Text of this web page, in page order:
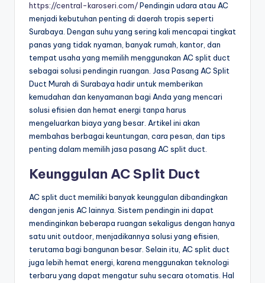
https://central-karoseri.com/Pendingin udara atau AC
menjadi kebutuhan penting di daerah tropis seperti
Surabaya. Dengan suhu yang sering kali mencapai tingkat
panas yang tidak nyaman, banyak rumah, kantor, dan
tempat usaha yang memilih menggunakan AC split duct
sebagai solusi pendingin ruangan. Jasa Pasang AC Split
Duct Murah di Surabaya hadir untuk memberikan
kemudahan dan kenyamanan bagi Anda yang mencari
solusi efisien dan hemat energi tanpa harus
mengeluarkan biaya yang besar. Artikel ini akan
membahas berbagai keuntungan, cara pesan, dan tips
penting dalam memilih jasa pasang AC split duct.
Keunggulan AC Split Duct
AC split duct memiliki banyak keunggulan dibandingkan
dengan jenis AC lainnya. Sistem pendingin ini dapat
mendinginkan beberapa ruangan sekaligus dengan hanya
satu unit outdoor, menjadikannya solusi yang efisien,
terutama bagi bangunan besar. Selain itu, AC split duct
juga lebih hemat energi, karena menggunakan teknologi
terbaru yang dapat mengatur suhu secara otomatis. Hal